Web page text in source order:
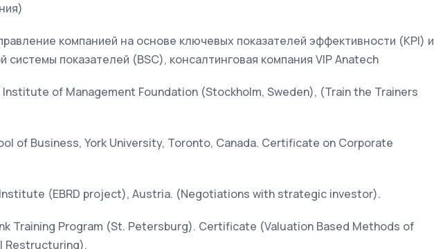
компанией на основе ключевых показателей эффективности (KPI) и
системы показателей (BSC), консалтинговая компания VIP Anatech
Institute of Management Foundation (Stockholm, Sweden), (Train the Trainers
of Business, York University, Toronto, Canada. Certificate on Corporate
(EBRD project), Austria. (Negotiations with strategic investor).
Training Program (St. Petersburg). Certificate (Valuation Based Methods of
Restructuring).